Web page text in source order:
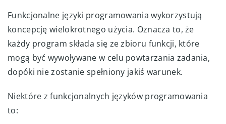
Funkcjonalne języki programowania wykorzystują
koncepcję wielokrotnego użycia. Oznacza to, że
każdy program składa się ze zbioru funkcji, które
mogą być wywoływane w celu powtarzania zadania,
dopóki nie zostanie spełniony jakiś warunek.
Niektóre z funkcjonalnych języków programowania
to: